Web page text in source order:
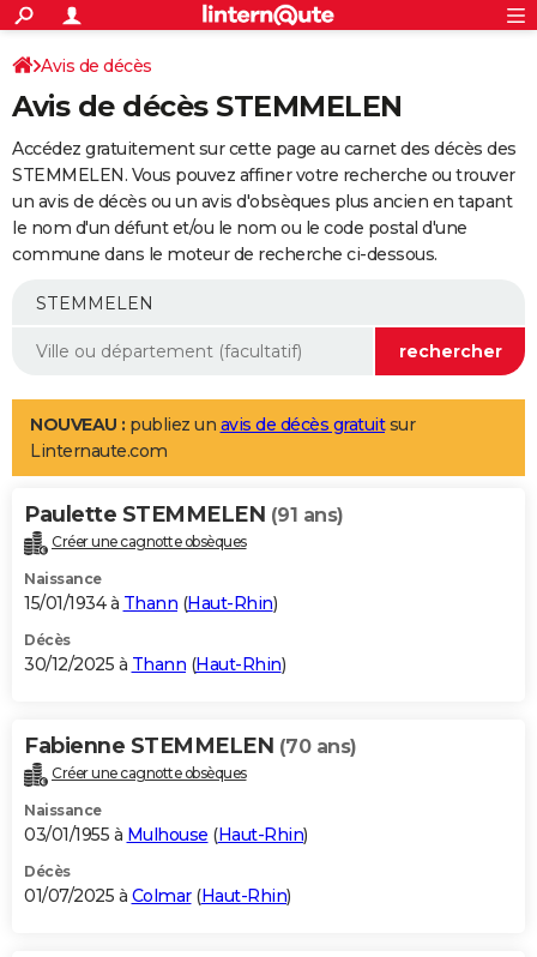
ACTUALITÉS
Politique
Société
Faits Divers
Education
Monde
Villes
+
SPORT
Coupe du monde 2026
Football
Tennis
Cyclisme
Rugby
Forum
Programme TV
TNT
Streaming
Cinéma
Sorties cinéma
Musique
+
FINANCE
Impôts
Immobilier
Risques naturels par ville
Banque
Assurance
Crédit
AUTO
Essais
Réserver un essai
Citadines
Berlines
SUV
Forum auto
+
Mobiles
Meilleur smartphone
Internet
Ordinateurs
Jeux vidéo
Guide high-tech
Aménagement intérieur
LIFESTYLE
Art de vivre
Bien-être
Loisirs
Mode
Modes de vie
Alimentation
Guide de la santé
Maladies
Médicaments
Sommeil
VOYAGE
Destinations
City break
Voyage nature
Voyage de noces
Forum
Climat
+PHOTO
GUIDES D'ACHAT
BONS PLANS
Carte de Noël
Carte Bonne année
Carte Saint-Valentin
Carte Pâques
Carte d'anniversaire
DICTIONNAIRE
Dictionnaire
Biographies
Citations
Expressions
Proverbes
PROGRAMME TV
S'inscrire
Se connecter
Lycées
Collèges
Primaires
Universités
Entreprises
Service militaire
Avis de recherche
AVIS DE DÉCÈS
Avis de décès
Avis de décès STEMMELEN
Accédez gratuitement sur cette page au carnet des décès des
STEMMELEN. Vous pouvez affiner votre recherche ou trouver
un avis de décès ou un avis d'obsèques plus ancien en tapant
le nom d'un défunt et/ou le nom ou le code postal d'une
commune dans le moteur de recherche ci-dessous.
NOUVEAU : publiez un avis de décès gratuitsur
Linternaute.com
Paulette STEMMELEN (91 ans)
Créer une cagnotte obsèques
Naissance
15/01/1934 à Thann (Haut-Rhin)
Décès
30/12/2025 à Thann (Haut-Rhin)
Fabienne STEMMELEN (70 ans)
Créer une cagnotte obsèques
Naissance
03/01/1955 à Mulhouse (Haut-Rhin)
Décès
01/07/2025 à Colmar(Haut-Rhin)